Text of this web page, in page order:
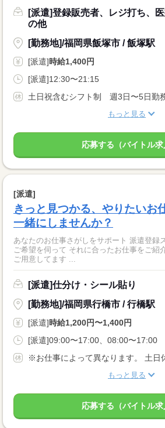
[派遣]登録販売者、レジ打ち、
の他
[勤務地]/福岡県飯塚市 / 飯塚駅
[派遣]時給1,400円
[派遣]12:30〜21:15
土日祝含むシフト制 週3日〜5日勤
もっと見る
応募する（バイトル求
[派遣]
きっと見つかる、やりたいお
一緒にしませんか？
あなたのお仕事さがしをサポート 派遣登録
ご希望を伺って それに合ったお仕事をご紹
ご用意してます ...
[派遣]仕分け・シール貼り
[勤務地]/福岡県行橋市 / 行橋駅
[派遣]時給1,200円〜1,400円
[派遣]09:00〜17:00、08:00〜17:00
もっと見る
応募する（バイトル求